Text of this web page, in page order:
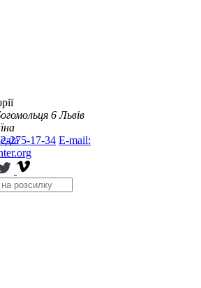
6 Львів
275-17-34 E-mail: